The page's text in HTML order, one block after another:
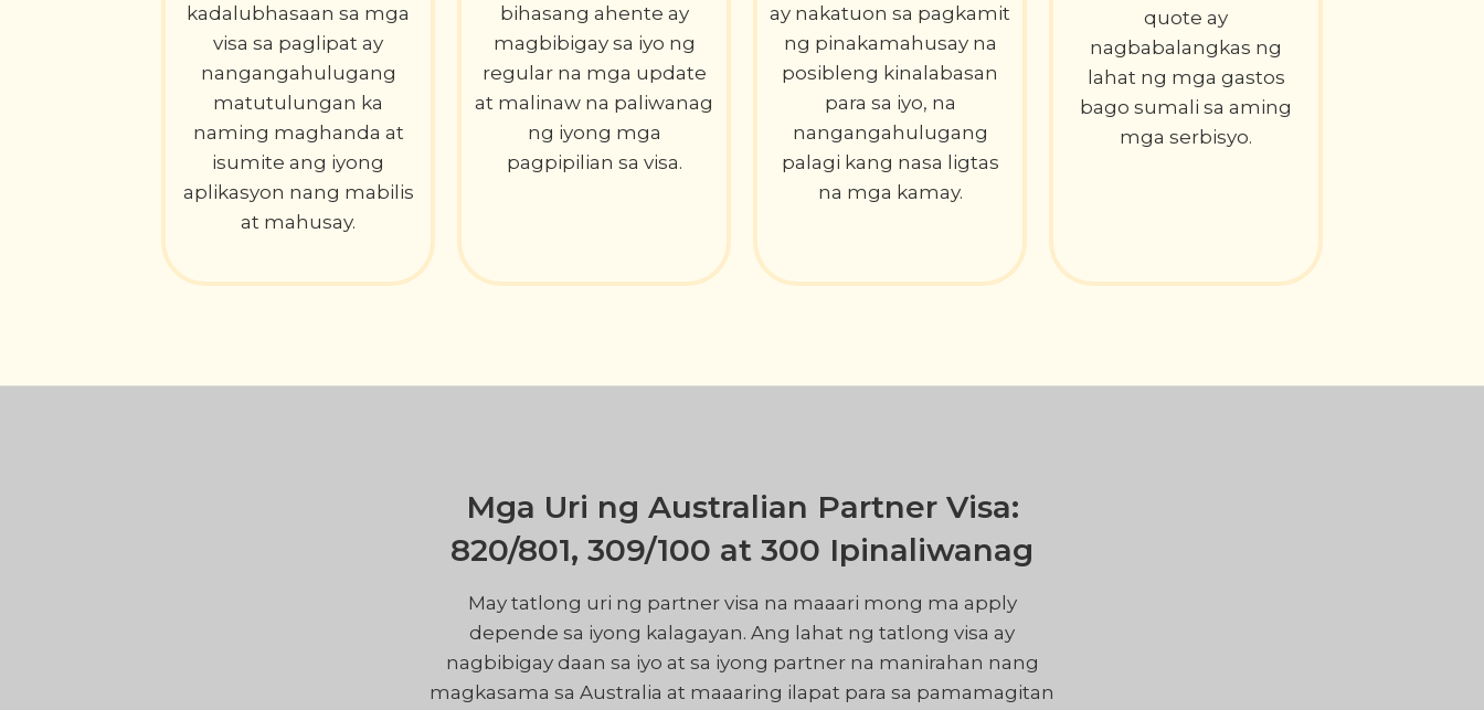
kadalubhasaan sa mga
visa sa paglipat ay
nangangahulugang
matutulungan ka
naming maghanda at
isumite ang iyong
aplikasyon nang mabilis
at mahusay.
bihasang ahente ay
magbibigay sa iyo ng
regular na mga update
at malinaw na paliwanag
ng iyong mga
pagpipilian sa visa.
ay nakatuon sa pagkamit
ng pinakamahusay na
posibleng kinalabasan
para sa iyo, na
nangangahulugang
palagi kang nasa ligtas
na mga kamay.
quote ay
nagbabalangkas ng
lahat ng mga gastos
bago sumali sa aming
mga serbisyo.
Mga Uri ng Australian Partner Visa:
820/801, 309/100 at 300 Ipinaliwanag
May tatlong uri ng partner visa na maaari mong ma apply
depende sa iyong kalagayan. Ang lahat ng tatlong visa ay
nagbibigay daan sa iyo at sa iyong partner na manirahan nang
magkasama sa Australia at maaaring ilapat para sa pamamagitan